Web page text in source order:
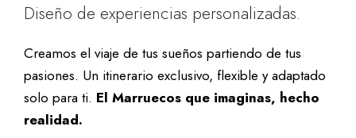
Diseño de experiencias personalizadas.
Creamos el viaje de tus sueños partiendo de tus
pasiones. Un itinerario exclusivo, flexible y adaptado
solo para ti. El Marruecos que imaginas, hecho
realidad.